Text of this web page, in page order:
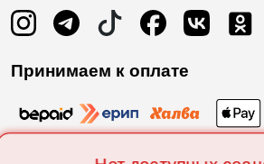
Принимаем к оплате